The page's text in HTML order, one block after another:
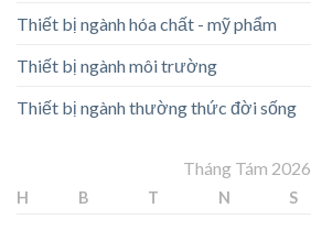
Thiết bị ngành hóa chất - mỹ phẩm
Thiết bị ngành môi trường
Thiết bị ngành thường thức đời sống
Tháng Tám 2026
H B T N S